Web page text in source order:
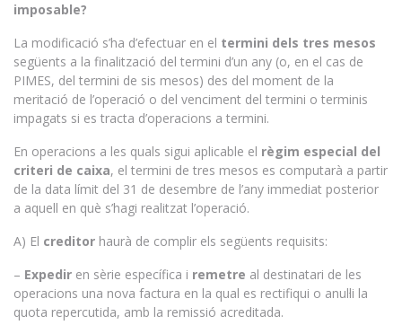
imposable?
La modificació s’ha d’efectuar en el termini dels tres mesos
següents a la finalització del termini d’un any (o, en el cas de
PIMES, del termini de sis mesos) des del moment de la
meritació de l’operació o del venciment del termini o terminis
impagats si es tracta d’operacions a termini.
En operacions a les quals sigui aplicable el règim especial del
criteri de caixa, el termini de tres mesos es computarà a partir
de la data límit del 31 de desembre de l’any immediat posterior
a aquell en què s’hagi realitzat l’operació.
A) El creditor haurà de complir els següents requisits:
– Expedir en sèrie específica i remetre al destinatari de les
operacions una nova factura en la qual es rectifiqui o anul·li la
quota repercutida, amb la remissió acreditada.